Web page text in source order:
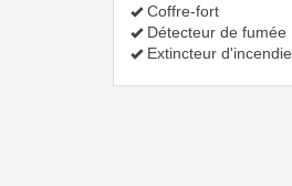
Coffre-fort
Détecteur de fumée
Extincteur d'incendie